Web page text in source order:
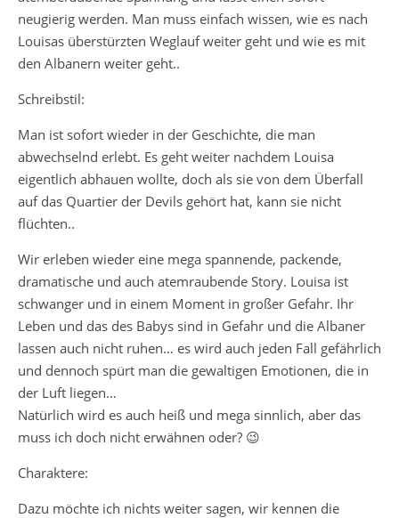
neugierig werden. Man muss einfach wissen, wie es nach
Louisas überstürzten Weglauf weiter geht und wie es mit
den Albanern weiter geht..
Schreibstil:
Man ist sofort wieder in der Geschichte, die man
abwechselnd erlebt. Es geht weiter nachdem Louisa
eigentlich abhauen wollte, doch als sie von dem Überfall
auf das Quartier der Devils gehört hat, kann sie nicht
flüchten..
Wir erleben wieder eine mega spannende, packende,
dramatische und auch atemraubende Story. Louisa ist
schwanger und in einem Moment in großer Gefahr. Ihr
Leben und das des Babys sind in Gefahr und die Albaner
lassen auch nicht ruhen… es wird auch jeden Fall gefährlich
und dennoch spürt man die gewaltigen Emotionen, die in
der Luft liegen…
Natürlich wird es auch heiß und mega sinnlich, aber das
muss ich doch nicht erwähnen oder? 😉
Charaktere:
Dazu möchte ich nichts weiter sagen, wir kennen die